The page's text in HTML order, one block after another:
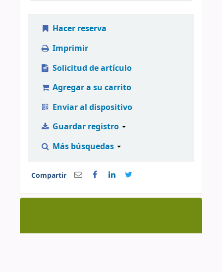
Hacer reserva
Imprimir
Solicitud de artículo
Agregar a su carrito
Enviar al dispositivo
Guardar registro
Más búsquedas
Compartir